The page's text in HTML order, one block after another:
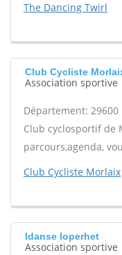
The Dancing Twirl
Club Cycliste
Association sportive
Département: 29600
Club cyclosportif de
parcours,agenda,
Club Cycliste Morlaix
ldanse loperhet
Association sportive